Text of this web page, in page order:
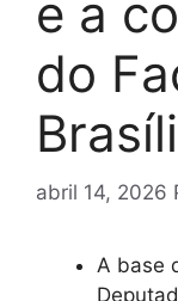
e a
do
abril 14, 2026
A base